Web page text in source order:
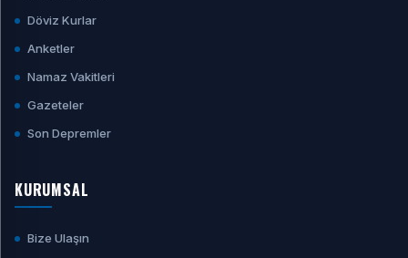
Döviz Kurlar
Anketler
Namaz Vakitleri
Gazeteler
Son Depremler
KURUMSAL
Bize Ulaşın